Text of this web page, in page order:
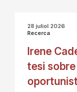
28 juliol 2026
Recerca
Irene
tesi